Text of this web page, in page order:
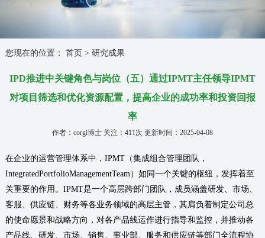
您现在的位置： 首页 > 研究成果
IPD推进中关键角色与岗位（五）通过IPMT主任领导IPMT
对项目筛选和优化资源配置，提高企业的成功率和投资回报
率
作者：corgi博士 关注：411次 更新时间：2025-04-08
在企业的运营管理体系中，IPMT（集成组合管理团队，
IntegratedPortfolioManagementTeam）如同一个关键的枢纽，发挥着至
关重要的作用。IPMT是一个高层跨部门团队，成员涵盖研发、市场、
客服、供应链、财务等各业务领域的高层主管，其肩负着制定公司总
的使命愿景和战略方向，对各产品线运作进行指导和监控，并推动各
产品线、研发、市场、销售、事业部、服务和供应链等部门全流程协